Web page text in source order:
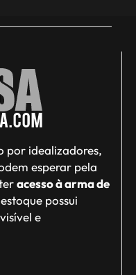
por idealizadores,
esperar pela
acesso à arma de
possui
e